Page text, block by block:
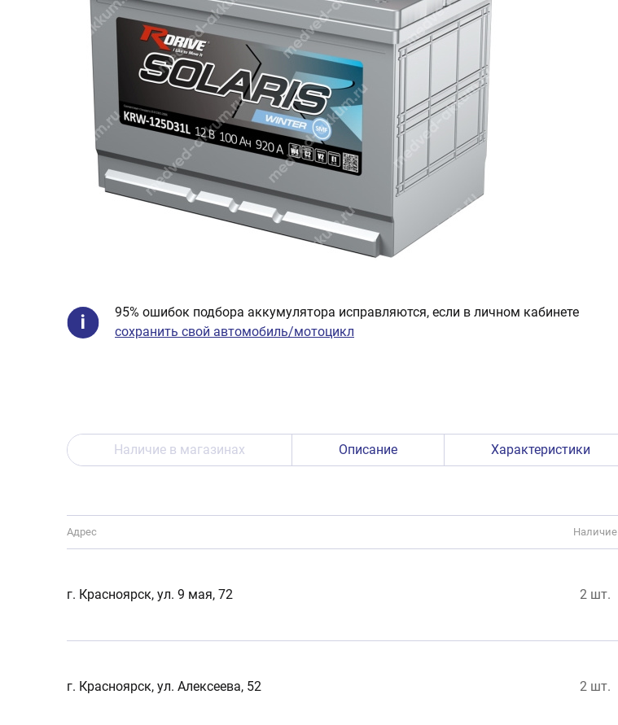
95% ошибок подбора аккумулятора исправляются, если в личном кабинете
сохранить свой автомобиль/мотоцикл
Наличие в магазинах Описание Характеристики
Адрес Наличие
г. Красноярск, ул. 9 мая, 72 2 шт.
г. Красноярск, ул. Алексеева, 52 2 шт.